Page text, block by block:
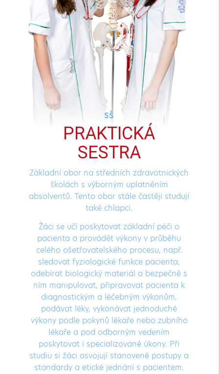
the
entire
watch
field
produce
advancement
change.
SŠ
PRAKTICKÁ
SESTRA
Základní obor na středních zdravotnických
školách s výborným uplatněním
absolventů. Tento obor stále častěji studují
také chlapci.
Žáci se učí poskytovat základní péči o
pacienta a provádět výkony v průběhu
celého ošetřovatelského procesu, např.
sledovat fyziologické funkce pacienta,
odebírat biologický materiál a bezpečně s
ním manipulovat, připravovat pacienta k
diagnostickým a léčebným výkonům,
podávat léky, vykonávat jednoduché
výkony podle pokynů lékaře nebo zubního
lékaře a pod odborným vedením
poskytovat i specializované úkony. Při
studiu si žáci osvojují stanovené postupy a
standardy a etické jednání s pacientem.